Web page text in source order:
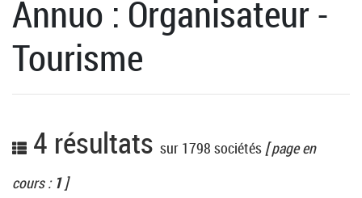
Annuo : Organisateur -
Tourisme
4 résultats sur 1798 sociétés [ page en
cours : 1]